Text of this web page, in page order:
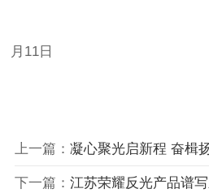
月11日
上一篇： 凝心聚光启新程 奋楫扬帆铸
下一篇： 江苏荣耀反光产品谱